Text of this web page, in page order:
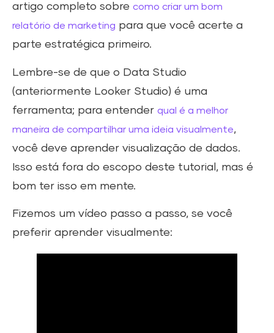
artigo completo sobre como criar um bom
relatório de marketing para que você acerte a
parte estratégica primeiro.
Lembre-se de que o Data Studio
(anteriormente Looker Studio) é uma
ferramenta; para entender qual é a melhor
maneira de compartilhar uma ideia visualmente,
você deve aprender visualização de dados.
Isso está fora do escopo deste tutorial, mas é
bom ter isso em mente.
Fizemos um vídeo passo a passo, se você
preferir aprender visualmente: